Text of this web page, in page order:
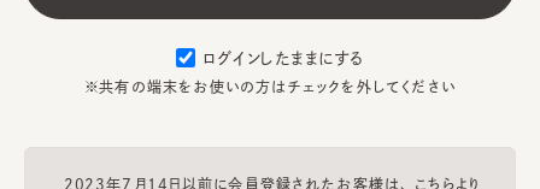
ログインしたままにする
※共有の端末をお使いの方はチェックを外してください
2023年7月14日以前に会員登録されたお客様は、 こちらより